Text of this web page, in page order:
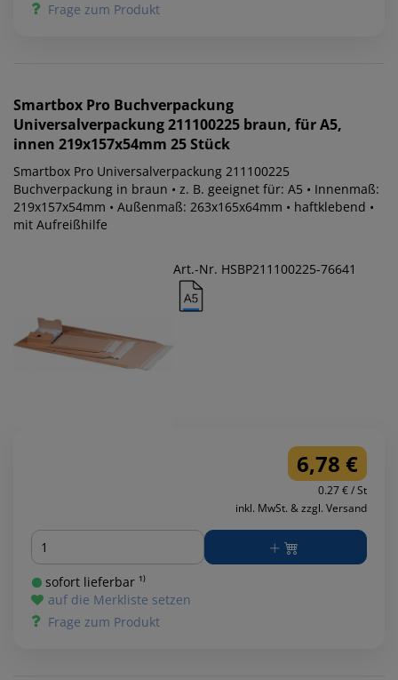
Frage zum Produkt
Smartbox Pro Buchverpackung
Universalverpackung 211100225 braun, für A5,
innen 219x157x54mm 25 Stück
Smartbox Pro Universalverpackung 211100225
Buchverpackung in braun • z. B. geeignet für: A5 • Innenmaß:
219x157x54mm • Außenmaß: 263x165x64mm • haftklebend •
mit Aufreißhilfe
Art.-Nr. HSBP211100225-76641
6,78 €
0.27 € / St
inkl. MwSt. & zzgl. Versand
Menge
sofort lieferbar ¹⁾
auf die Merkliste setzen
Frage zum Produkt